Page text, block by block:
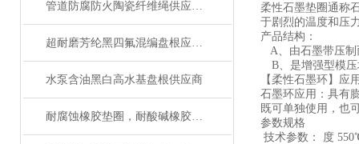
管道防腐防火陶瓷纤维绳供应厂家
超耐磨芳纶黑四氟混编盘根应用及技术参数
水泵含油黑白高水基盘根供应商
耐腐蚀橡胶垫圈，耐酸碱橡胶垫片应用范围
柔性石墨垫圈通称
于剧烈的温度和压
产品结构：
A、由石墨带压制
B、是增强型模压
【柔性石墨环】应
石墨环应用：具有
既可单独使用，也
参数规格
技术参数： 度